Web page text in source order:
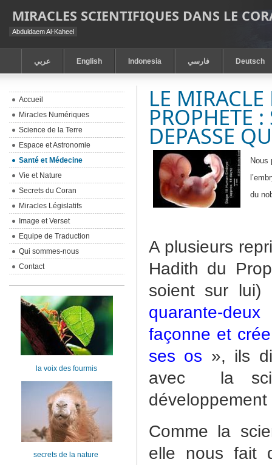
MIRACLES SCIENTIFIQUES DANS LE
Abduldaem Al-Kaheel
عربي English Indonesia فارسي Deutsch
LE
PROPHETE
DEPASSE
Nous
du
A plusieurs
Hadith du
soient sur
quarante-deux
façonne et
ses os », ils
avec
la
développement
Comme la
elle nous fait
Accueil
Miracles Numériques
Science de la Terre
Espace et Astronomie
Santé et Médecine
Vie et Nature
Secrets du Coran
Miracles Législatifs
Image et Verset
Equipe de Traduction
Qui sommes-nous
Contact
la voix des fourmis
secrets de la nature